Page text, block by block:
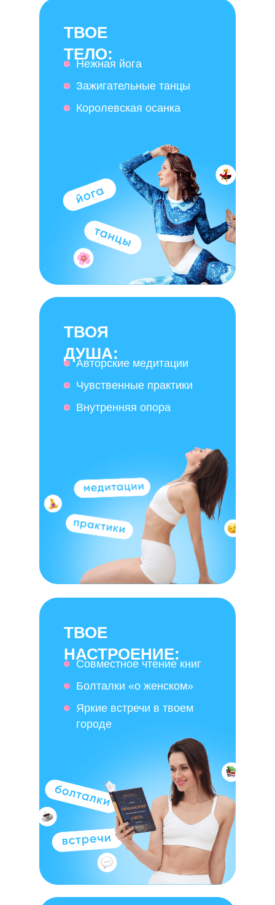
ТВОЕ
ТЕЛО:
Нежная йога
Зажигательные танцы
Королевская осанка
ТВОЯ
ДУША:
Авторские медитации
Чувственные практики
Внутренняя опора
ТВОЕ
НАСТРОЕНИЕ:
Совместное чтение книг
Болталки «о женском»
Яркие встречи в твоем
городе